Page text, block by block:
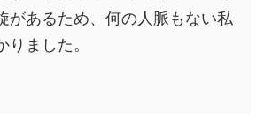
があるため、何の人脈もない私
ました。